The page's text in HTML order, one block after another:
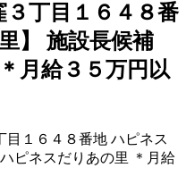
３丁目１６４８番
】 施設長候補
月給３５万円以
目１６４８番地 ハピネス
ピネスだりあの里 ＊月給